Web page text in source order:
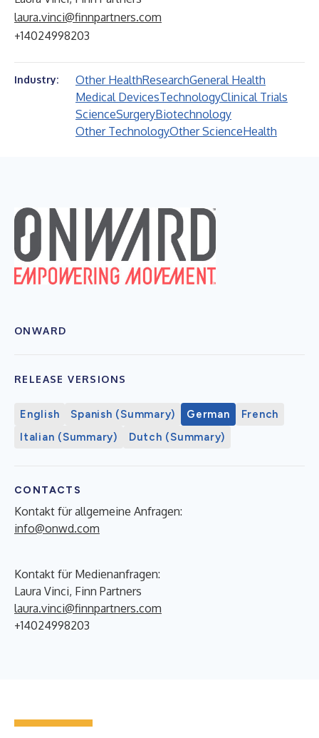
laura.vinci@finnpartners.com
+14024998203
Industry: Other HealthResearchGeneral Health
Medical DevicesTechnologyClinical Trials
ScienceSurgeryBiotechnology
Other TechnologyOther ScienceHealth
ONWARD
RELEASE VERSIONS
English Spanish (Summary) German
French
Italian (Summary)
Dutch (Summary)
CONTACTS
Kontakt für allgemeine Anfragen:
info@onwd.com
Kontakt für Medienanfragen:
Laura Vinci, Finn Partners
laura.vinci@finnpartners.com
+14024998203